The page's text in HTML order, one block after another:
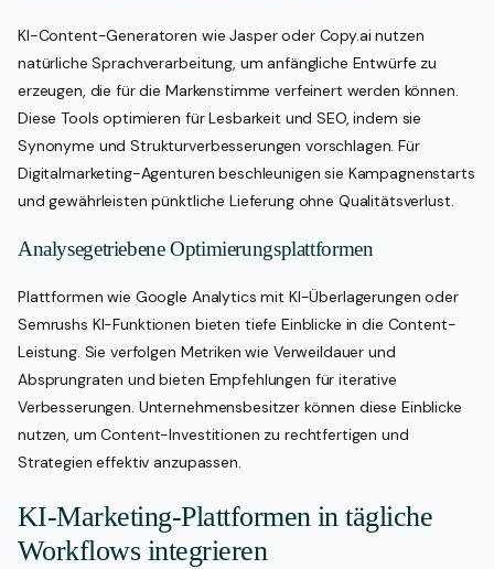
KI-Content-Generatoren wie Jasper oder Copy.ai nutzen
natürliche Sprachverarbeitung, um anfängliche Entwürfe zu
erzeugen, die für die Markenstimme verfeinert werden können.
Diese Tools optimieren für Lesbarkeit und SEO, indem sie
Synonyme und Strukturverbesserungen vorschlagen. Für
Digitalmarketing-Agenturen beschleunigen sie Kampagnenstarts
und gewährleisten pünktliche Lieferung ohne Qualitätsverlust.
Analysegetriebene Optimierungsplattformen
Plattformen wie Google Analytics mit KI-Überlagerungen oder
Semrushs KI-Funktionen bieten tiefe Einblicke in die Content-
Leistung. Sie verfolgen Metriken wie Verweildauer und
Absprungraten und bieten Empfehlungen für iterative
Verbesserungen. Unternehmensbesitzer können diese Einblicke
nutzen, um Content-Investitionen zu rechtfertigen und
Strategien effektiv anzupassen.
KI-Marketing-Plattformen in tägliche
Workflows integrieren